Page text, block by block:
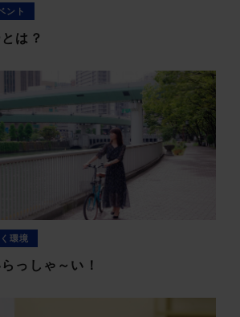
ント
は？
環境
っしゃ～い！